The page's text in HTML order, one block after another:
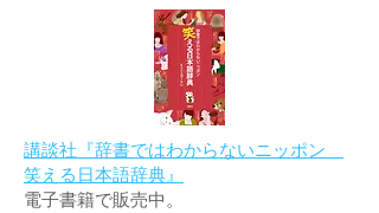
講談社『辞書ではわからないニッポン
笑える日本語辞典』
電子書籍で販売中。